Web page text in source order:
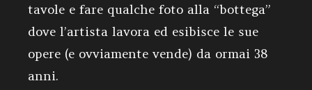
tavole e fare qualche foto alla “bottega”
dove l’artista lavora ed esibisce le sue
opere (e ovviamente vende) da ormai 38
anni.